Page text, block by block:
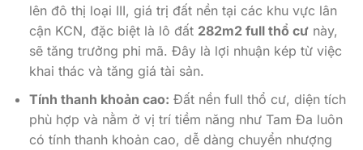
lên đô thị loại III, giá trị đất nền tại các khu vực lân
cận KCN, đặc biệt là lô đất 282m2 full thổ cưnày,
sẽ tăng trưởng phi mã. Đây là lợi nhuận kép từ việc
khai thác và tăng giá tài sản.
Tính thanh khoản cao: Đất nền full thổ cư, diện tích
phù hợp và nằm ở vị trí tiềm năng như Tam Đa luôn
có tính thanh khoản cao, dễ dàng chuyển nhượng